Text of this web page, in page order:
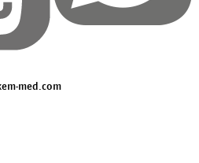
med.com